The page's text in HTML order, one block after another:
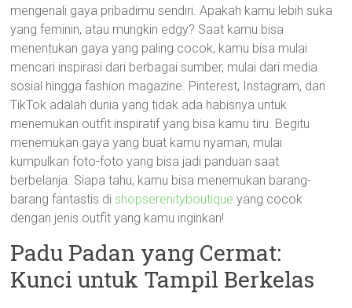
mengenali gaya pribadimu sendiri. Apakah kamu lebih suka
yang feminin, atau mungkin edgy? Saat kamu bisa
menentukan gaya yang paling cocok, kamu bisa mulai
mencari inspirasi dari berbagai sumber, mulai dari media
sosial hingga fashion magazine. Pinterest, Instagram, dan
TikTok adalah dunia yang tidak ada habisnya untuk
menemukan outfit inspiratif yang bisa kamu tiru. Begitu
menemukan gaya yang buat kamu nyaman, mulai
kumpulkan foto-foto yang bisa jadi panduan saat
berbelanja. Siapa tahu, kamu bisa menemukan barang-
barang fantastis di shopserenityboutique yang cocok
dengan jenis outfit yang kamu inginkan!
Padu Padan yang Cermat:
Kunci untuk Tampil Berkelas